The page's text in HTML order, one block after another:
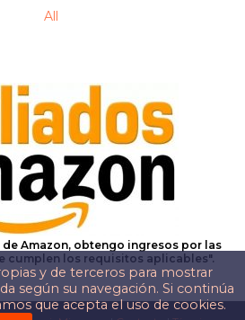
All
y de terceros para mostrar
según su navegación. Si continúa
que acepta el uso de cookies.
Amazon, obtengo ingresos por las
cumplen los requisitos aplicables".